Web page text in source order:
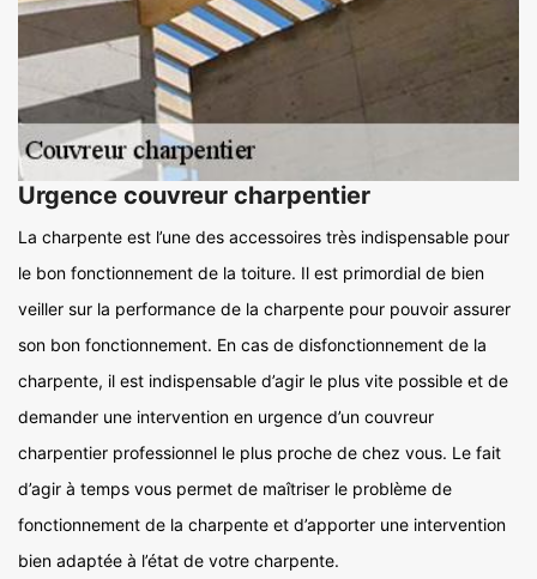
Urgence couvreur charpentier
La charpente est l’une des accessoires très indispensable pour
le bon fonctionnement de la toiture. Il est primordial de bien
veiller sur la performance de la charpente pour pouvoir assurer
son bon fonctionnement. En cas de disfonctionnement de la
charpente, il est indispensable d’agir le plus vite possible et de
demander une intervention en urgence d’un couvreur
charpentier professionnel le plus proche de chez vous. Le fait
d’agir à temps vous permet de maîtriser le problème de
fonctionnement de la charpente et d’apporter une intervention
bien adaptée à l’état de votre charpente.